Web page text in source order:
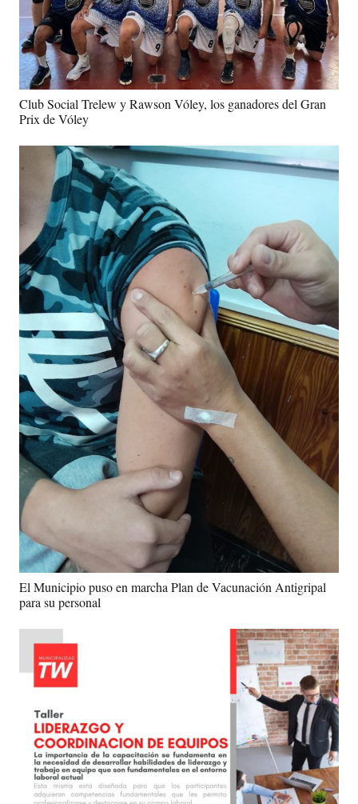
Club Social Trelew y Rawson Vóley, los ganadores del Gran
Prix de Vóley
El Municipio puso en marcha Plan de Vacunación Antigripal
para su personal